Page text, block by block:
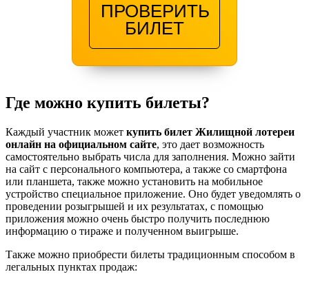
ПРОВЕРИТЬ
БИЛЕТ
Где можно купить билеты?
Каждый участник может купить билет Жилищной лотереи
онлайн на официальном сайте, это дает возможность
самостоятельно выбрать числа для заполнения. Можно зайти
на сайт с персонального компьютера, а также со смартфона
или планшета, также можно установить на мобильное
устройство специальное приложение. Оно будет уведомлять о
проведении розыгрышей и их результатах, с помощью
приложения можно очень быстро получить последнюю
информацию о тираже и полученном выигрыше.
Также можно приобрести билеты традиционным способом в
легальных пунктах продаж: